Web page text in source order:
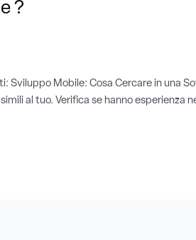
?
Mobile: Cosa Cercare in una
al tuo. Verifica se hanno esperienza